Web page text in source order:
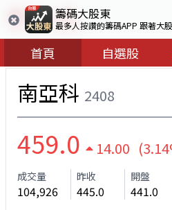
籌碼大股東
最多人按讚的籌碼APP 跟著大
首頁 自選股
南亞科 2408
459.0 14.00
成交量
104,926
昨收
445.0
開盤
441.0